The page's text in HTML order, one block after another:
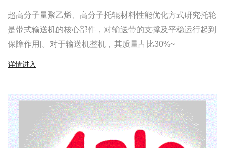
超高分子量聚乙烯、高分子托辊材料性能优化方式研究托轮
是带式输送机的核心部件，对输送带的支撑及平稳运行起到
保障作用[。对于输送机整机，其质量占比30%~
详情进入